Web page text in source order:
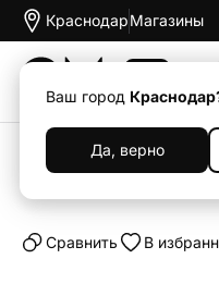
Краснодар
Ваш город
Да, верно
Магазины
Каталог
Умная
Cравнить В